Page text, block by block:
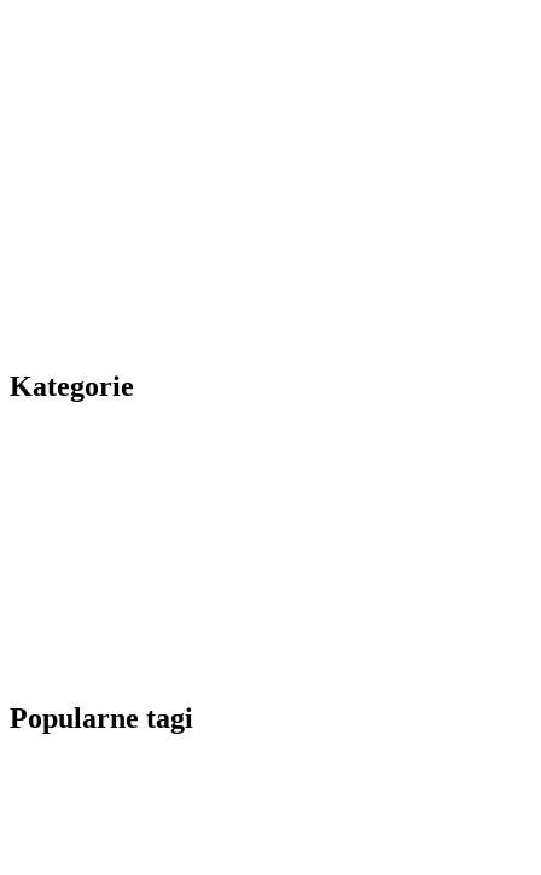
Kategorie
Popularne tagi